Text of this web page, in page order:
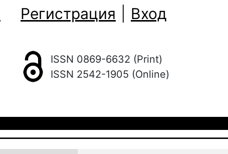
Регистрация
Вход
ISSN 0869-6632 (Print)
ISSN 2542-1905 (Online)